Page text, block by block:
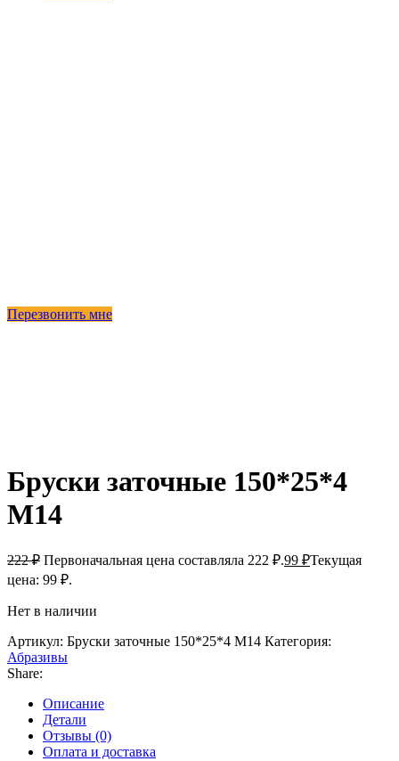
Перезвонить мне
Бруски заточные 150*25*4
М14
222₽ Первоначальная цена составляла 222 ₽.99 ₽Текущая
цена: 99 ₽.
Нет в наличии
Артикул: Бруски заточные 150*25*4 М14 Категория:
Абразивы
Share:
Описание
Детали
Отзывы (0)
Оплата и доставка